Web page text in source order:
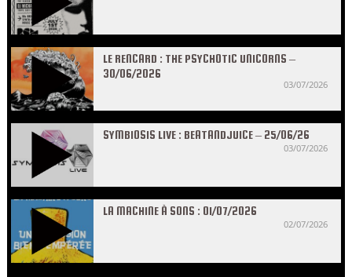
LE RENCARD : THE PSYCHOTIC UNICORNS –
30/06/2026
03/07/2026
SYMBIOSIS LIVE : BEATANDJUICE – 25/06/26
03/07/2026
LA MACHINE À SONS : 01/07/2026
02/07/2026